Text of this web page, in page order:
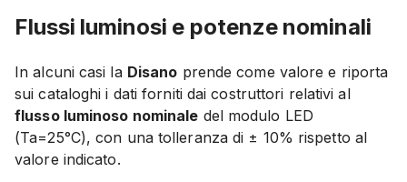
Flussi luminosi e potenze nominali
In alcuni casi la Disano prende come valore e riporta
sui cataloghi i dati forniti dai costruttori relativi al
flusso luminoso nominale del modulo LED
(Ta=25°C),con una tolleranza di ± 10% rispetto al
valore indicato.